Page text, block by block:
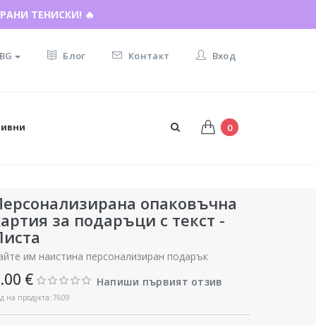
ТЕНИСКИ! 🔥
Блог Контакт Вход
0
опаковъчна
за подаръци с текст -
им наистина персонализиран подарък
€ Напиши първият отзив
на продукта: 7609